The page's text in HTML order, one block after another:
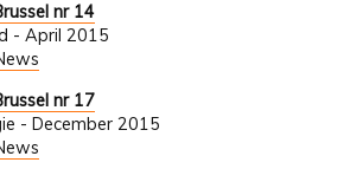
nr 14
- April 2015
nr 17
- December 2015